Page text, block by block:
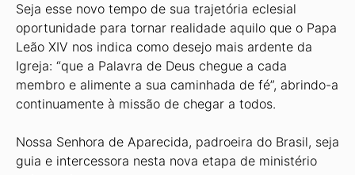
Seja esse novo tempo de sua trajetória eclesial
oportunidade para tornar realidade aquilo que o Papa
Leão XIV nos indica como desejo mais ardente da
Igreja: “que a Palavra de Deus chegue a cada
membro e alimente a sua caminhada de fé”, abrindo-a
continuamente à missão de chegar a todos.
Nossa Senhora de Aparecida, padroeira do Brasil, seja
guia e intercessora nesta nova etapa de ministério